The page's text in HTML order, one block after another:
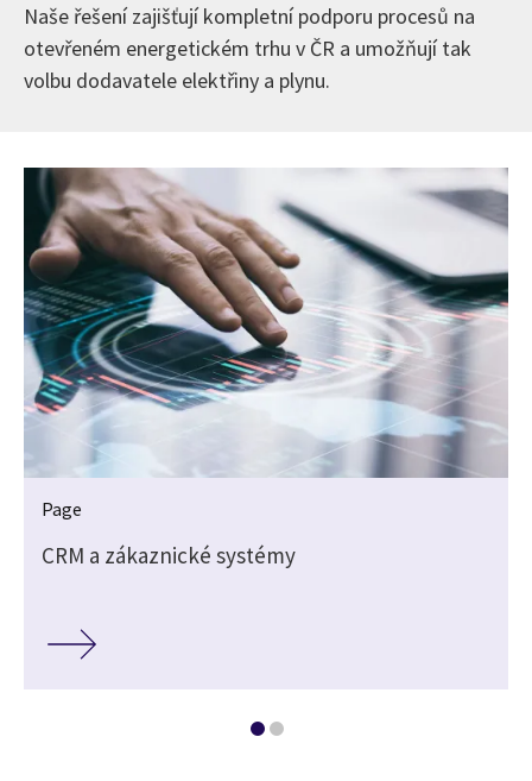
Naše řešení zajišťují kompletní podporu procesů na
otevřeném energetickém trhu v ČR a umožňují tak
volbu dodavatele elektřiny a plynu.
Page
CRM a zákaznické systémy